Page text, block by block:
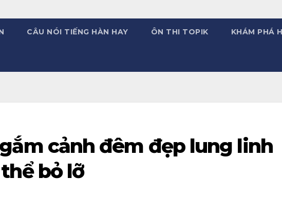
CÂU NÓI TIẾNG HÀN HAY ÔN THI TOPIK KHÁM PHÁ
cảnh đêm đẹp lung linh
bỏ lỡ